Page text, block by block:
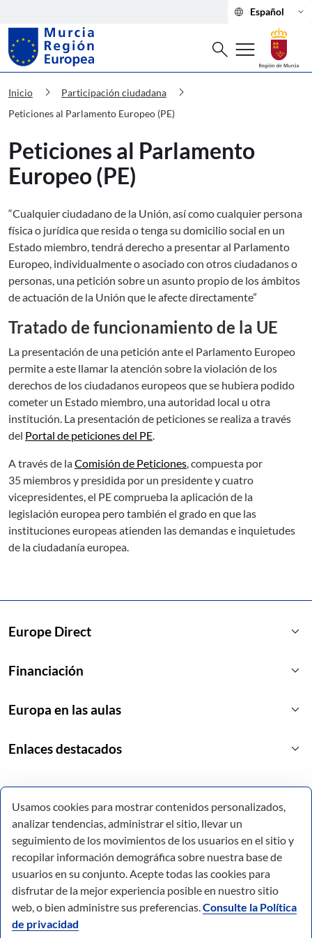
language Español keyboard_arrow_down
Murcia Región Europea Peticiones al
Buscar
search menu
Inicio chevron_right Participación ciudadana chevron_right
Peticiones al Parlamento Europeo (PE)
Peticiones al Parlamento
Europeo (PE)
“Cualquier ciudadano de la Unión, así como cualquier persona
física o jurídica que resida o tenga su domicilio social en un
Estado miembro, tendrá derecho a presentar al Parlamento
Europeo, individualmente o asociado con otros ciudadanos o
personas, una petición sobre un asunto propio de los ámbitos
de actuación de la Unión que le afecte directamente”
Tratado de funcionamiento de la UE
La presentación de una petición ante el Parlamento Europeo
permite a este llamar la atención sobre la violación de los
derechos de los ciudadanos europeos que se hubiera podido
cometer un Estado miembro, una autoridad local u otra
institución. La presentación de peticiones se realiza a través
del Portal de peticiones del PE.
A través de laComisión de Peticiones, compuesta por
35 miembros y presidida por un presidente y cuatro
vicepresidentes, el PE comprueba la aplicación de la
legislación europea pero también el grado en que las
instituciones europeas atienden las demandas e inquietudes
de la ciudadanía europea.
Europe Direct keyboard_arrow_down
Financiación keyboard_arrow_down
Europa en las aulas keyboard_arrow_down
Enlaces destacados keyboard_arrow_down
Usamos cookies para mostrar contenidos personalizados,
analizar tendencias, administrar el sitio, llevar un
seguimiento de los movimientos de los usuarios en el sitio y
recopilar información demográfica sobre nuestra base de
usuarios en su conjunto. Acepte todas las cookies para
disfrutar de la mejor experiencia posible en nuestro sitio
web, o bien administre sus preferencias.Consulte la Política
de privacidad